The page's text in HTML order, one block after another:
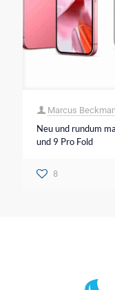
Marcus
Neu und rundum
und 9 Pro Fold
8